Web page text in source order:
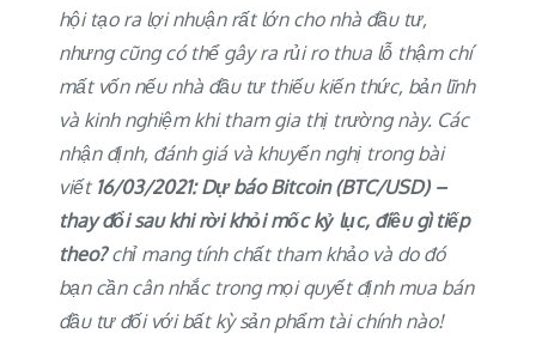
hội tạo ra lợi nhuận rất lớn cho nhà đầu tư,
nhưng cũng có thể gây ra rủi ro thua lỗ thậm chí
mất vốn nếu nhà đầu tư thiếu kiến thức, bản lĩnh
và kinh nghiệm khi tham gia thị trường này. Các
nhận định, đánh giá và khuyến nghị trong bài
viết 16/03/2021: Dự báo Bitcoin (BTC/USD) –
thay đổi sau khi rời khỏi mốc kỷ lục, điều gì tiếp
theo?chỉ mang tính chất tham khảo và do đó
bạn cần cân nhắc trong mọi quyết định mua bán
đầu tư đối với bất kỳ sản phẩm tài chính nào!